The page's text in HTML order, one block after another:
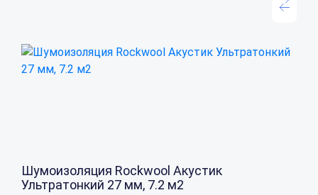
Шумоизоляция Rockwool Акустик
Ультратонкий 27 мм, 7.2 м2